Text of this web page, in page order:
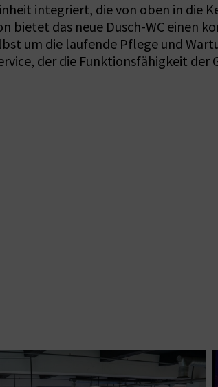
integriert, die von oben in die
das neue Dusch-WC einen
um die laufende Pflege und
der die Funktionsfähigkeit der